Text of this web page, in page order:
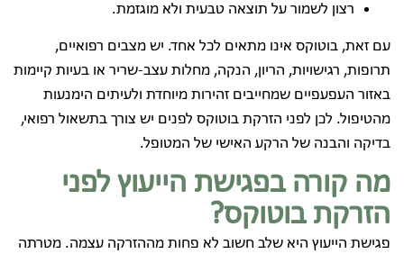
רצון לשמור על תוצאה טבעית ולא מוגזמת.
עם זאת, בוטוקס אינו מתאים לכל אחד. יש מצבים רפואיים,
תרופות, רגישויות, הריון, הנקה, מחלות עצב-שריר או בעיות קיימות
באזור העפעפיים שמחייבים זהירות מיוחדת ולעיתים הימנעות
מהטיפול. לכן לפני הזרקת בוטוקס לפנים יש צורך בתשאול רפואי,
בדיקה והבנה של הרקע האישי של המטופל.
מה קורה בפגישת הייעוץ לפני
הזרקת בוטוקס?
פגישת הייעוץ היא שלב חשוב לא פחות מההזרקה עצמה. מטרתה